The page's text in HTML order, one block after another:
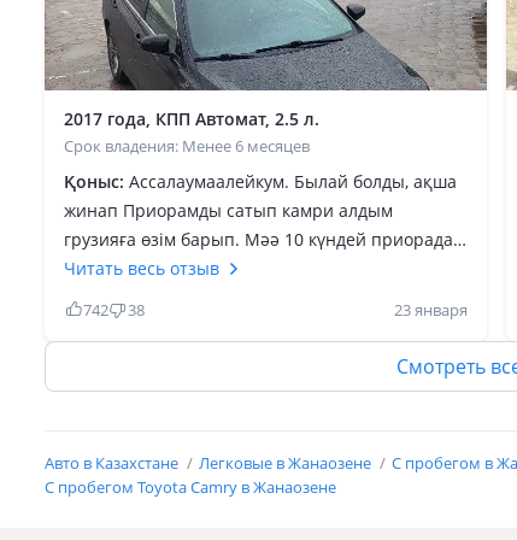
2017 года, КПП Автомат, 2.5 л.
Срок владения: Менее 6 месяцев
Қоныс: Ассалаумаалейкум. Былай болды, ақша
жинап Приорамды сатып камри алдым
грузияға өзім барып. Мәә 10 күндей приорадан
кейін таңғалып жүрдім майбах сияқты Содан
кейін американың приорасы екенін түсіндім.
Элентрамен салыстырдым, базар жоқ
жарысатын едім, мынаны алғасын ескі мерспен
бмв қоймайды көрейік деп. Трассада мықты
Читать весь отзыв
742 38 23 января
Смотреть
Авто в Казахстане Легковые в Жанаозене С пробегом в
С пробегом Toyota Camry в Жанаозене